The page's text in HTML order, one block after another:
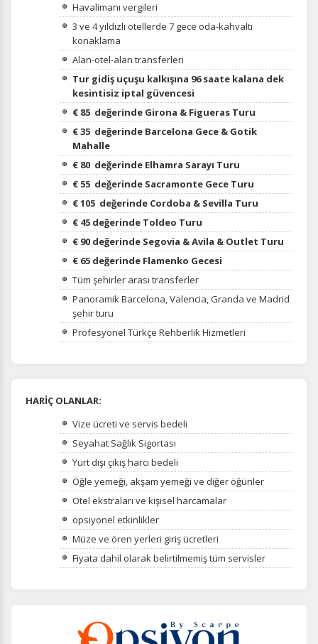
Havalimanı vergileri
3 ve 4 yıldızlı otellerde 7 gece oda-kahvaltı
konaklama
Alan-otel-alan transferleri
Tur gidiş uçuşu kalkışına 96 saate kalana dek
kesintisiz iptal güvencesi
€ 85 değerinde Girona & Figueras Turu
€ 35 değerinde Barcelona Gece & Gotik
Mahalle
€ 80 değerinde Elhamra Sarayı Turu
€ 55 değerinde Sacramonte Gece Turu
€ 105 değerinde Cordoba & Sevilla Turu
€ 45 değerinde Toldeo Turu
€ 90 değerinde Segovia & Avila & Outlet Turu
€ 65 değerinde Flamenko Gecesi
Tüm şehirler arası transferler
Panoramik Barcelona, Valencia, Granda ve Madrid
şehir turu
Profesyonel Türkçe Rehberlik Hizmetleri
HARİÇ OLANLAR:
Vize ücreti ve servis bedeli
Seyahat Sağlık Sigortası
Yurt dışı çıkış harcı bedeli
Öğle yemeği, akşam yemeği ve diğer öğünler
Otel ekstraları ve kişisel harcamalar
opsiyonel etkinlikler
Müze ve ören yerleri giriş ücretleri
Fiyata dahil olarak belirtilmemiş tüm servisler